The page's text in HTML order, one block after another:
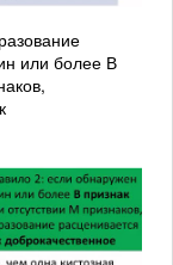
или более В